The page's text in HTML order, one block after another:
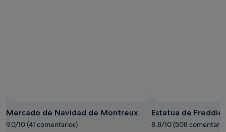
Mercado de Navidad de Montreux
9.0/10 (41 comentarios)
Estatua de Freddie
8.8/10 (508